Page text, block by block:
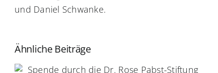
und Daniel Schwanke.
Ähnliche Beiträge